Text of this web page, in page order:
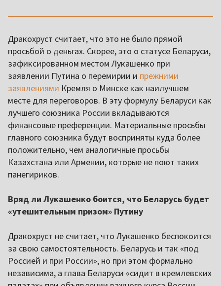
Дракохруст считает, что это не было прямой
просьбой о деньгах. Скорее, это о статусе Беларуси,
зафиксированном местом Лукашенко при
заявлении Путина о перемирии и прежними
заявлениями Кремля о Минске как наилучшем
месте для переговоров. В эту формулу Беларуси как
лучшего союзника России вкладываются
финансовые преференции. Материальные просьбы
главного союзника будут восприняты куда более
положительно, чем аналогичные просьбы
Казахстана или Армении, которые не поют таких
панегириков.
Вряд ли Лукашенко боится, что Беларусь будет
«утешительным призом» Путину
Дракохруст не считает, что Лукашенко беспокоится
за свою самостоятельность. Беларусь и так «под
Россией и при России», но при этом формально
независима, а глава Беларуси «сидит в кремлевских